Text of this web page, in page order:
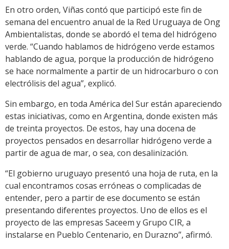
En otro orden, Viñas contó que participó este fin de
semana del encuentro anual de la Red Uruguaya de Ong
Ambientalistas, donde se abordó el tema del hidrógeno
verde. “Cuando hablamos de hidrógeno verde estamos
hablando de agua, porque la producción de hidrógeno
se hace normalmente a partir de un hidrocarburo o con
electrólisis del agua”, explicó.
Sin embargo, en toda América del Sur están apareciendo
estas iniciativas, como en Argentina, donde existen más
de treinta proyectos. De estos, hay una docena de
proyectos pensados en desarrollar hidrógeno verde a
partir de agua de mar, o sea, con desalinización.
“El gobierno uruguayo presentó una hoja de ruta, en la
cual encontramos cosas erróneas o complicadas de
entender, pero a partir de ese documento se están
presentando diferentes proyectos. Uno de ellos es el
proyecto de las empresas Saceem y Grupo CIR, a
instalarse en Pueblo Centenario, en Durazno”, afirmó.